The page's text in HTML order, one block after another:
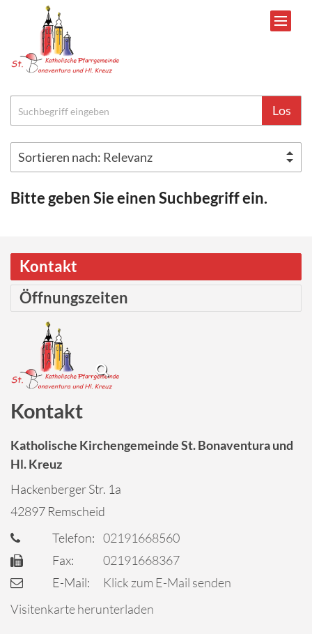
Zum Inhalt springen
Los
Bitte geben Sie einen Suchbegriff ein.
Kontakt
Öffnungszeiten
Kontakt
Katholische Kirchengemeinde St. Bonaventura und
Hl. Kreuz
Hackenberger Str. 1a
42897 Remscheid
Telefon: 02191668560
Fax:
02191668367
E-Mail:
Klick zum E-Mail senden
Visitenkarte herunterladen